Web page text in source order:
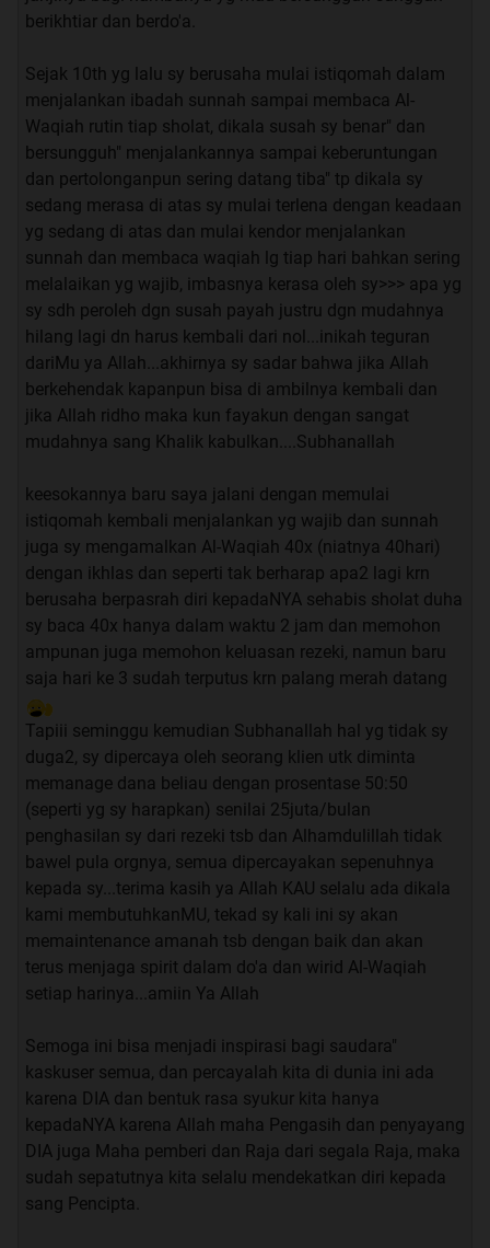
berikhtiar dan berdo'a.
Sejak 10th yg lalu sy berusaha mulai istiqomah dalam
menjalankan ibadah sunnah sampai membaca Al-
Waqiah rutin tiap sholat, dikala susah sy benar" dan
bersungguh" menjalankannya sampai keberuntungan
dan pertolonganpun sering datang tiba" tp dikala sy
sedang merasa di atas sy mulai terlena dengan keadaan
yg sedang di atas dan mulai kendor menjalankan
sunnah dan membaca waqiah lg tiap hari bahkan sering
melalaikan yg wajib, imbasnya kerasa oleh sy>>> apa yg
sy sdh peroleh dgn susah payah justru dgn mudahnya
hilang lagi dn harus kembali dari nol...inikah teguran
dariMu ya Allah...akhirnya sy sadar bahwa jika Allah
berkehendak kapanpun bisa di ambilnya kembali dan
jika Allah ridho maka kun fayakun dengan sangat
mudahnya sang Khalik kabulkan....Subhanallah
keesokannya baru saya jalani dengan memulai
istiqomah kembali menjalankan yg wajib dan sunnah
juga sy mengamalkan Al-Waqiah 40x (niatnya 40hari)
dengan ikhlas dan seperti tak berharap apa2 lagi krn
berusaha berpasrah diri kepadaNYA sehabis sholat duha
sy baca 40x hanya dalam waktu 2 jam dan memohon
ampunan juga memohon keluasan rezeki, namun baru
saja hari ke 3 sudah terputus krn palang merah datang
Tapiii seminggu kemudian Subhanallah hal yg tidak sy
duga2, sy dipercaya oleh seorang klien utk diminta
memanage dana beliau dengan prosentase 50:50
(seperti yg sy harapkan) senilai 25juta/bulan
penghasilan sy dari rezeki tsb dan Alhamdulillah tidak
bawel pula orgnya, semua dipercayakan sepenuhnya
kepada sy...terima kasih ya Allah KAU selalu ada dikala
kami membutuhkanMU, tekad sy kali ini sy akan
memaintenance amanah tsb dengan baik dan akan
terus menjaga spirit dalam do'a dan wirid Al-Waqiah
setiap harinya...amiin Ya Allah
Semoga ini bisa menjadi inspirasi bagi saudara"
kaskuser semua, dan percayalah kita di dunia ini ada
karena DIA dan bentuk rasa syukur kita hanya
kepadaNYA karena Allah maha Pengasih dan penyayang
DIA juga Maha pemberi dan Raja dari segala Raja, maka
sudah sepatutnya kita selalu mendekatkan diri kepada
sang Pencipta.